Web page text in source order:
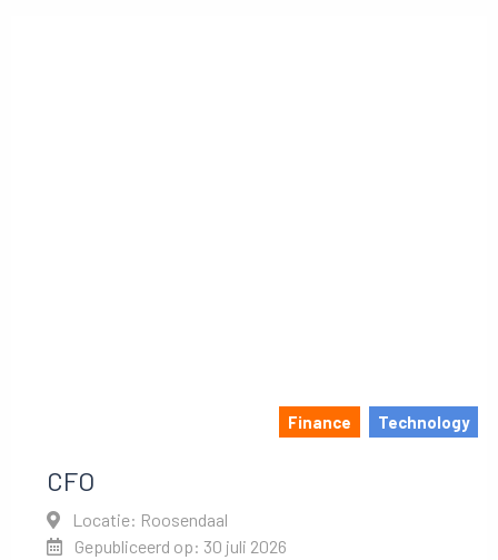
Finance Technology
CFO
Locatie: Roosendaal
Gepubliceerd op: 30 juli 2026